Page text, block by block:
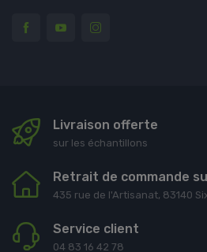
Livraison offerte
sur les échantillons
Retrait de commande
435 rue de l'Artisanat, 83140
Service client
04 83 16 42 78